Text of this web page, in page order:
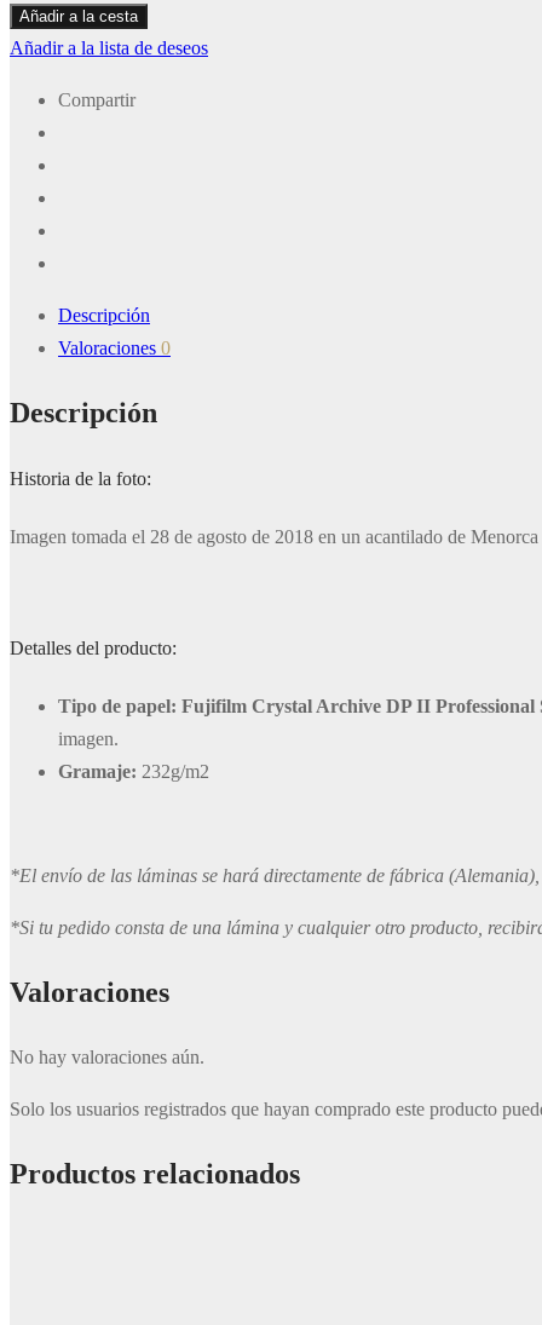
Acantilado
Menorca
Añadir a la cesta
Añadir a la lista de deseos
Compartir
Descripción
Valoraciones 0
Descripción
Historia de la foto:
Imagen tomada el 28 de agosto de 2018 en un acantilado de
Detalles del producto:
Tipo de papel: Fujifilm Crystal Archive DP II Professional
imagen.
Gramaje: 232g/m2
*El envío de las láminas se hará directamente de fábrica
*Si tu pedido consta de una lámina y cualquier otro producto,
Valoraciones
No hay valoraciones aún.
Solo los usuarios registrados que hayan comprado este producto
Productos relacionados